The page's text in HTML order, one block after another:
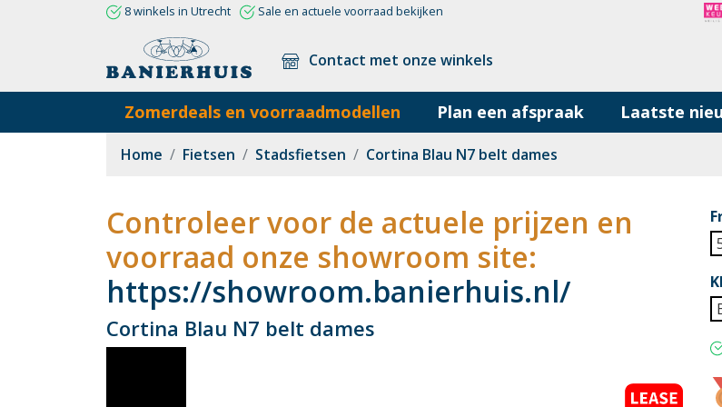
8 winkels in Utrecht Sale en actuele voorraad bekijken
Contact met onze winkels
Zomerdeals en voorraadmodellen Plan een afspraak Laatste
Home Fietsen Stadsfietsen Cortina Blau N7 belt dames
Controleer voor de actuele prijzen en
voorraad onze showroom site:
https://showroom.banierhuis.nl/
Cortina Blau N7 belt dames